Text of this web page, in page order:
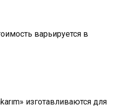
варьируется в
изготавливаются для